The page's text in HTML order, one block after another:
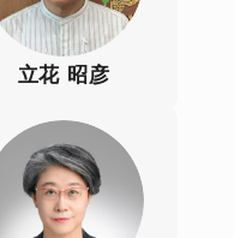
立花 昭彦